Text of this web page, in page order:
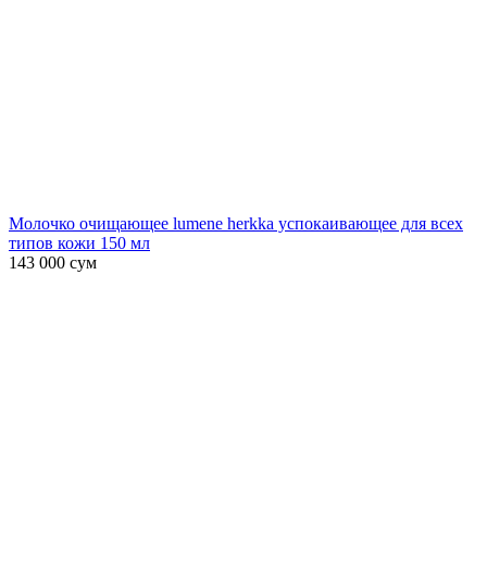
Молочко очищающее lumene herkka успокаивающее для всех
типов кожи 150 мл
143 000 сум